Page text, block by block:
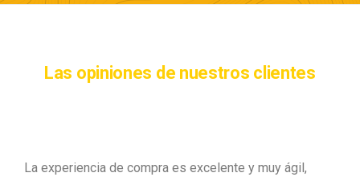
Las opiniones de nuestros clientes
La experiencia de compra es excelente y muy ágil,